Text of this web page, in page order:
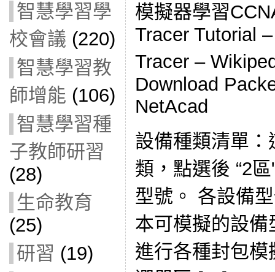
智慧學習學
校會議 (220)
智慧學習教
師增能 (106)
智慧學習種
子教師研習
(28)
生命教育
(25)
研習 (19)
模擬器學習
Tracer Tutorial
Tracer –
Download
NetAcad
設備種類清單
類，點選後 “2
型號。 各設備
本可模擬的設
進行各種封包